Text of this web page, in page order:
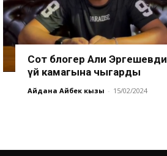
Сот блогер Али Эргешевди
үй камагына чыгарды
Айдана Айбек кызы - 15/02/2024